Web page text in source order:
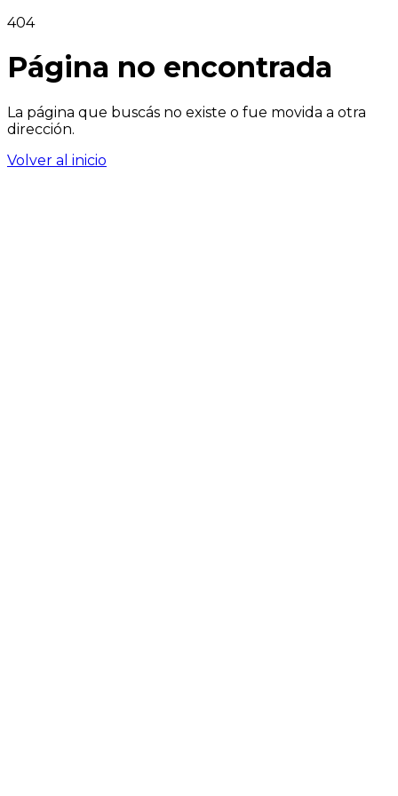
404
Página no encontrada
La página que buscás no existe o fue movida a otra
dirección.
Volver al inicio